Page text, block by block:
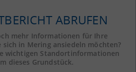
ABRUFEN
mehr Informationen für Ihre
sich in Mering ansiedeln möchten?
wichtigen Standortinformationen
dieses Grundstück.